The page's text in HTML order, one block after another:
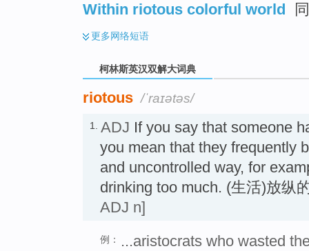
Within riotous colorful world
更多网络短语
柯林斯英汉双解大词典
riotous /ˈraɪətəs/
1. ADJ If you say that someone
you mean that they frequently
and uncontrolled way, for
drinking too much. (生活)放纵
ADJ n]
例：
...aristocrats who wasted